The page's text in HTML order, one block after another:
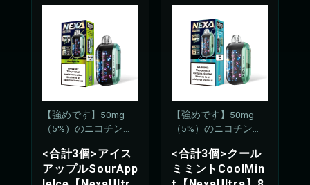
【強めです】50mg
（5%）のニコチン濃
<合計3個>アイス
アップルSourApp
【強めです】50mg
（5%）のニコチン濃
<合計3個>クール
ミミントCoolMin